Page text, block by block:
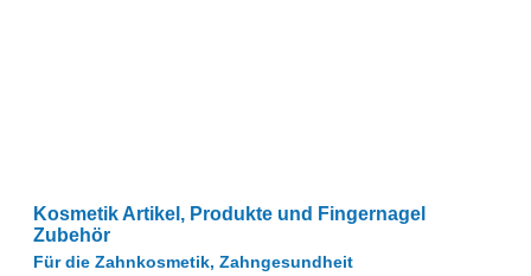
Kosmetik Artikel, Produkte und Fingernagel
Zubehör
Für die Zahnkosmetik, Zahngesundheit